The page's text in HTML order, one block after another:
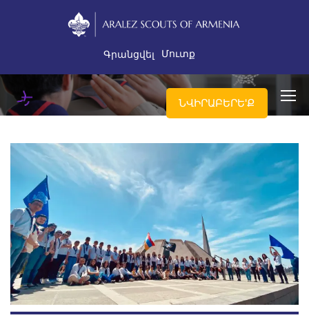
Գրանցվել Մուտք
ՆՎԻՐԱԲԵՐԵ'Ք